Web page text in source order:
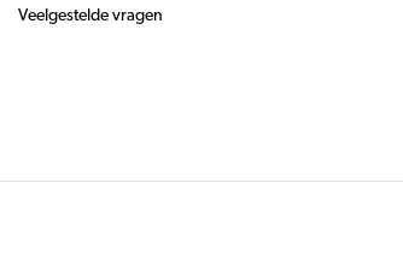
Veelgestelde vragen